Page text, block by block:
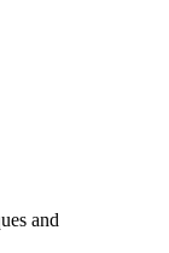
and